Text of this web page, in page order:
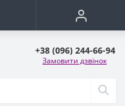
+38 (096) 244-66-94
Замовити дзвінок